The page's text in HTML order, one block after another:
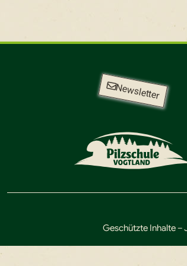
Newsletter
Geschützte Inhalte –